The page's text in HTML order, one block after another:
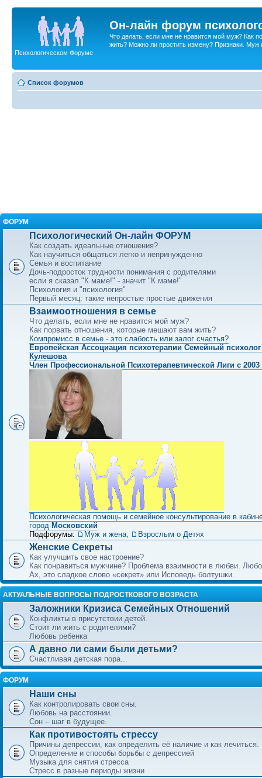
Он-лайн форум
Что делать, если мне не нравится мой муж? Как
жить? Можно ли простить измену? Признаки. Муж
Психологическом Форуме
Список форумов
ФОРУМ
Психологический Он-лайн ФОРУМ
Как создать идеальные отношения?
Как научиться общаться легко и непринужденно
Семья и воспитание
Дочь-подросток трудности понимания с родителями
если я сказал "К маме!" - значит "К маме!"
Психология и "психология"
Первый месяц: такие непростые простые движения
Взаимоотношения в семье
Что делать, если мне не нравится мой муж?
Как порвать отношения, которые мешают вам жить?
Компромисс в семье - это слабость или залог счастья?
Европейская Ассоциация психотерапии Семейный
Кулешова
Член Профессиональной Психотерапевтической Лиги с 2003
Психологическая помощь и семейное консультирование в
город Московский
Подфорумы:
Муж и жена, Взрослым о Детях
Женские Секреты
Как улучшить свое настроение?
Как понравиться мужчине? Проблема взаимности в любви.
Ах, это сладкое слово «секрет» или Исповедь болтушки.
АКТУАЛЬНЫЕ ВОПРОСЫ ПОДРОСТКОВОГО ВОЗРАСТА
Заложники Кризиса Семейных Отношений
Конфликты в присутствии детей.
Стоит ли жить с родителями?
Любовь ребенка
А давно ли сами были детьми?
Счастливая детская пора...
ФОРУМ
Наши сны
Как контролировать свои сны.
Любовь на расстоянии.
Сон – шаг в будущее.
Как противостоять стрессу
Причины депрессии, как определить её наличие и как лечиться.
Определение и способы борьбы с депрессией
Музыка для снятия стресса
Стресс в разные периоды жизни